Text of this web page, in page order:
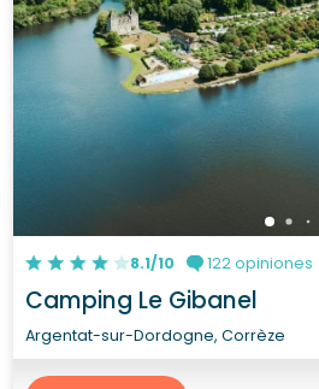
8.1/10 122 opiniones
Camping Le Gibanel
Argentat-sur-Dordogne, Corrèze